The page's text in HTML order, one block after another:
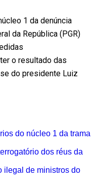
1 da denúncia
da República (PGR)
o resultado das
do presidente Luiz
do núcleo 1 da trama
dos réus da
ilegal de ministros do